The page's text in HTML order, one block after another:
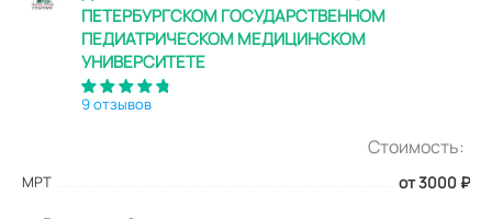
ПЕТЕРБУРГСКОМ ГОСУДАРСТВЕННОМ
ПЕДИАТРИЧЕСКОМ МЕДИЦИНСКОМ
УНИВЕРСИТЕТЕ
9 отзывов
Стоимость:
МРТ от 3000 ₽